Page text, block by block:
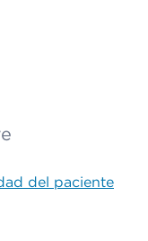
del paciente